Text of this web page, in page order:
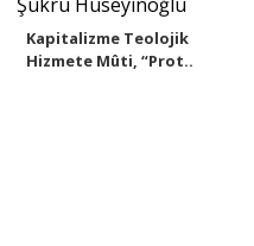
Kapitalizme Teolojik
Hizmete Mûti, “Prot..